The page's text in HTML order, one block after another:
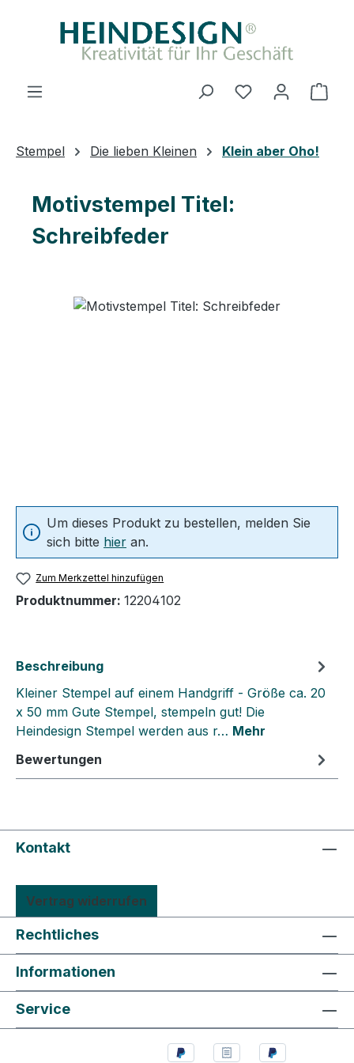
Zum Hauptinhalt springen
Du hast 0
Stempel Die lieben Kleinen Klein aber Oho!
Motivstempel Titel:
Schreibfeder
Um dieses Produkt zu bestellen, melden Sie
sich bitte hier an.
Zum Merkzettel hinzufügen
Produktnummer: 12204102
Beschreibung
Kleiner Stempel auf einem Handgriff - Größe ca. 20
x 50 mm Gute Stempel, stempeln gut! Die
Heindesign Stempel werden aus r… Mehr
Bewertungen
Kontakt
Vertrag widerrufen
Rechtliches
Informationen
Service